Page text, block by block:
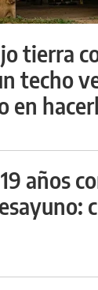
tierra
techo
en
años